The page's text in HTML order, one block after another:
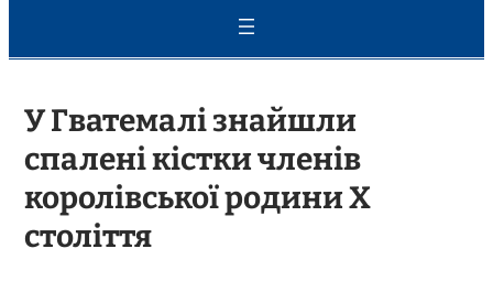
У Гватемалі знайшли
спалені кістки членів
королівської родини Х
століття